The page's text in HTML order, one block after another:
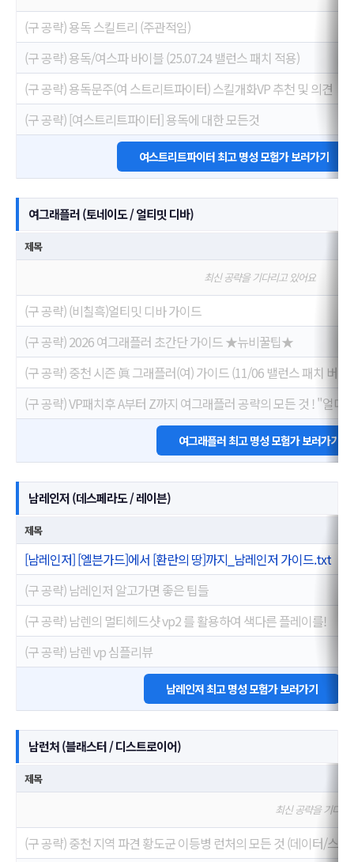
(구 공략) 용독 스킬트리 (주관적임)
(구 공략) 용독/여스파 바이블 (25.07.24 밸런스 패치 적용)
(구 공략) 용독문주(여 스트리트파이터) 스킬개화VP 추천 및 의견
(구 공략) [여스트리트파이터] 용독에 대한 모든것
여스트리트파이터 최고 명성 모험가 보러가기
여그래플러 (토네이도 / 얼티밋 디바)
제목
최신 공략을 기다리고 있어요
(구 공략) (비칠흑)얼티밋 디바 가이드
(구 공략) 2026 여그래플러 초간단 가이드 ★뉴비꿀팁★
(구 공략) 중천 시즌 眞 그래플러(여) 가이드 (11/06 밸런스 패치 버전)
(구 공략) VP패치후 A부터 Z까지 여그래플러 공략의 모든 것 ! "얼디
여그래플러 최고 명성 모험가 보러가기
남레인저 (데스페라도 / 레이븐)
제목
[남레인저] [엘븐가드]에서 [환란의 땅]까지_남레인저 가이드.txt
(구 공략) 남레인저 알고가면 좋은 팁들
(구 공략) 남렌의 멀티헤드샷 vp2 를 활용하여 색다른 플레이를!
(구 공략) 남렌 vp 심플리뷰
남레인저 최고 명성 모험가 보러가기
남런처 (블래스터 / 디스트로이어)
제목
최신 공략을 기다리
(구 공략) 중천 지역 파견 황도군 이등병 런처의 모든 것 (데이터/스